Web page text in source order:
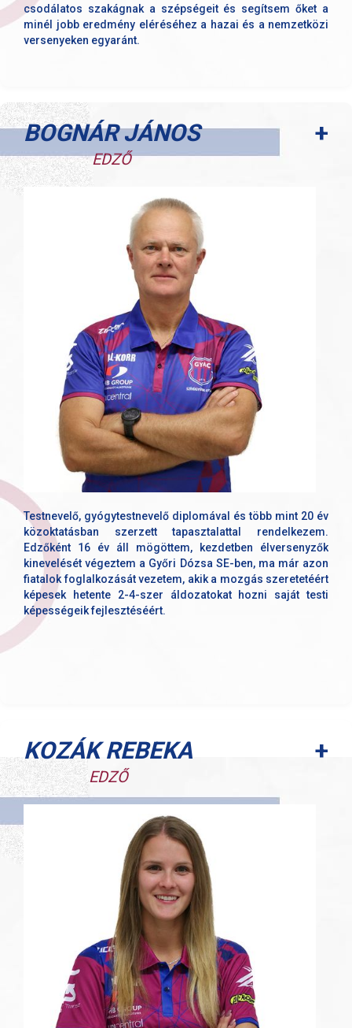
csodálatos szakágnak a szépségeit és segítsem őket a
minél jobb eredmény eléréséhez a hazai és a nemzetközi
versenyeken egyaránt.
BOGNÁR JÁNOS
EDZŐ
+
Testnevelő, gyógytestnevelő diplomával és több mint 20 év
közoktatásban szerzett tapasztalattal rendelkezem.
Edzőként 16 év áll mögöttem, kezdetben élversenyzők
kinevelését végeztem a Győri Dózsa SE-ben, ma már azon
fiatalok foglalkozását vezetem, akik a mozgás szeretetéért
képesek hetente 2-4-szer áldozatokat hozni saját testi
képességeik fejlesztéséért.
KOZÁK REBEKA
EDZŐ
+